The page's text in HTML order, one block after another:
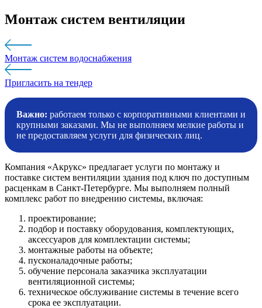
Монтаж систем вентиляции
Монтаж систем водоснабжения
Пригласить на тендер
Важно: работаем только с корпоративными клиентами и
крупными заказами. Мы не выполняем мелкие работы и
не предоставляем услуги для физических лиц.
Компания «Акрукс» предлагает услуги по монтажу и
поставке систем вентиляции здания под ключ по доступным
расценкам в Санкт-Петербурге. Мы выполняем полный
комплекс работ по внедрению системы, включая:
проектирование;
подбор и поставку оборудования, комплектующих,
аксессуаров для комплектации системы;
монтажные работы на объекте;
пусконаладочные работы;
обучение персонала заказчика эксплуатации
вентиляционной системы;
техническое обслуживание системы в течение всего
срока ее эксплуатации.